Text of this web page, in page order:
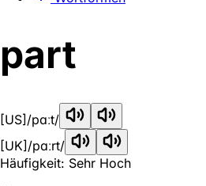
part
[US] /pɑːt/
[UK] /pɑːrt/
Häufigkeit: Sehr Hoch